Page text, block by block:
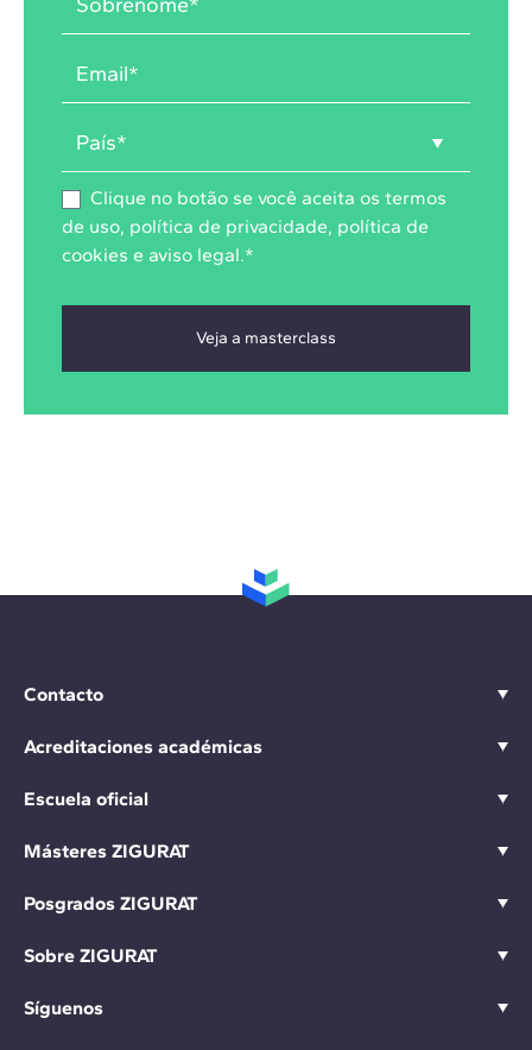
Clique no botão se você aceita os termos
de uso, política de privacidade, política de
cookies e aviso legal.*
Contacto
Acreditaciones académicas
Escuela oficial
Másteres ZIGURAT
Posgrados ZIGURAT
Sobre ZIGURAT
Síguenos